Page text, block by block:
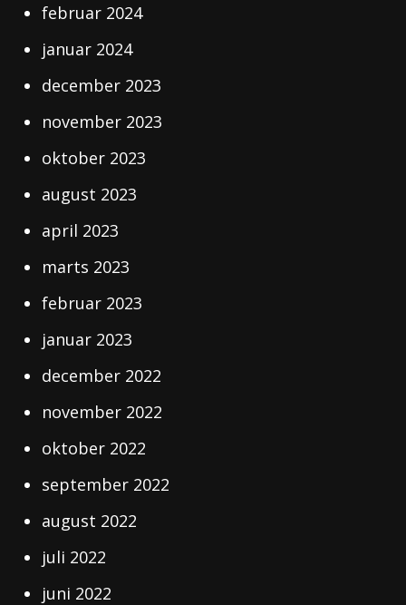
februar 2024
januar 2024
december 2023
november 2023
oktober 2023
august 2023
april 2023
marts 2023
februar 2023
januar 2023
december 2022
november 2022
oktober 2022
september 2022
august 2022
juli 2022
juni 2022